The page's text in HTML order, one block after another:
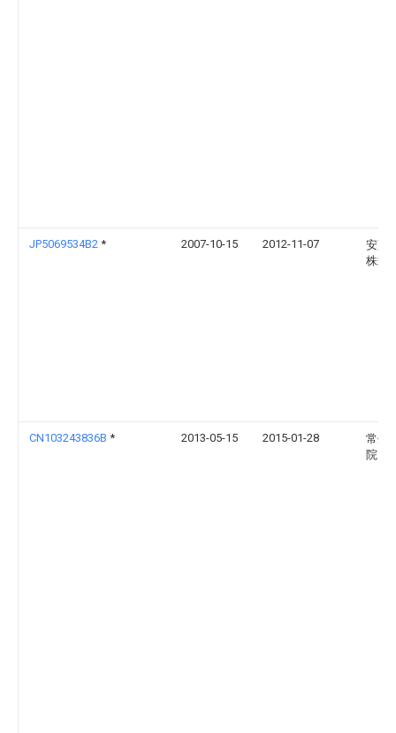
JP5069534B2 * 2007-10-15 2012-11-07
安藤
株式
CN103243836B * 2013-05-15 2015-01-28
常州
院